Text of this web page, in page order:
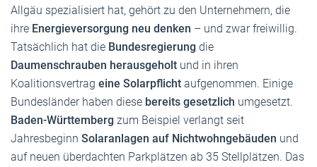
Allgäu spezialisiert hat, gehört zu den Unternehmern, die
ihre Energieversorgung neu denken – und zwar freiwillig.
Tatsächlich hat die Bundesregierung die
Daumenschrauben herausgeholt und in ihren
Koalitionsvertrag eine Solarpflicht aufgenommen. Einige
Bundesländer haben diese bereits gesetzlich umgesetzt.
Baden-Württemberg zum Beispiel verlangt seit
Jahresbeginn Solaranlagen auf Nichtwohngebäuden und
auf neuen überdachten Parkplätzen ab 35 Stellplätzen. Das